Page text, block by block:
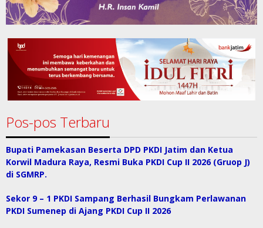
Pos-pos Terbaru
Bupati Pamekasan Beserta DPD PKDI Jatim dan Ketua
Korwil Madura Raya, Resmi Buka PKDI Cup II 2026 (Gruop J)
di SGMRP.
Sekor 9 – 1 PKDI Sampang Berhasil Bungkam Perlawanan
PKDI Sumenep di Ajang PKDI Cup II 2026